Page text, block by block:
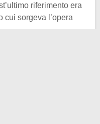
riferimento era
cui sorgeva l’opera